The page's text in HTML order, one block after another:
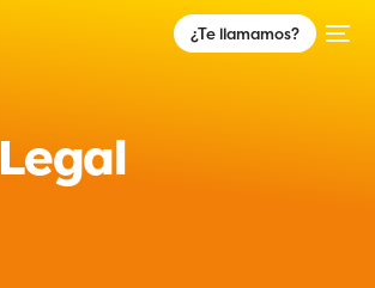
¿Te llamamos?
Legal